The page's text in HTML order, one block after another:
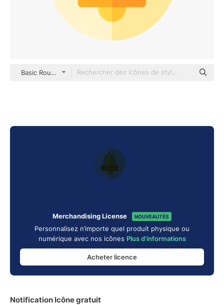
Basic Rounded Flat
Merchandising License NOUVEAUTÉS
Personnalisez n’importe quel produit physique ou
numérique avec nos icônes Plus d'informations
Acheter licence
Notification Icône gratuit